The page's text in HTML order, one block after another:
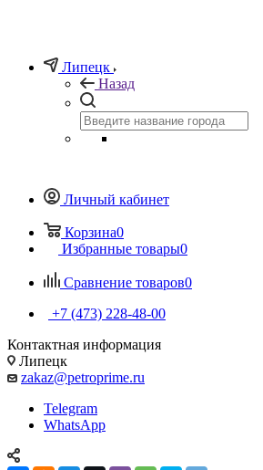
Липецк
Назад
Личный кабинет
Корзина0
Избранные товары0
Сравнение товаров0
+7 (473) 228-48-00
Контактная информация
Липецк
zakaz@petroprime.ru
Telegram
WhatsApp